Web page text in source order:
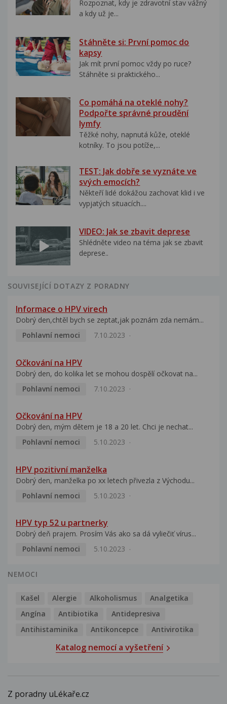
Rozpoznat, kdy je zdravotní stav vážný
a kdy už je...
Stáhněte si: První pomoc do
kapsy
Jak mít první pomoc vždy po ruce?
Stáhněte si praktického...
Co pomáhá na oteklé nohy?
Podpořte správné proudění
lymfy
Těžké nohy, napnutá kůže, oteklé
kotníky. To jsou potíže,...
TEST: Jak dobře se vyznáte ve
svých emocích?
Někteří lidé dokážou zachovat klid i ve
vypjatých situacích....
VIDEO: Jak se zbavit deprese
Shlédněte video na téma jak se zbavit
deprese..
SOUVISEJÍCÍ DOTAZY Z PORADNY
Informace o HPV virech
Dobrý den,chtěl bych se zeptat,jak poznám zda nemám...
Pohlavní nemoci
7.10.2023
Očkování na HPV
Dobrý den, do kolika let se mohou dospělí očkovat na...
Pohlavní nemoci
7.10.2023
Očkování na HPV
Dobrý den, mým dětem je 18 a 20 let. Chci je nechat...
Pohlavní nemoci
5.10.2023
HPV pozitivní manželka
Dobrý den, manželka po xx letech přivezla z Východu...
Pohlavní nemoci
5.10.2023
HPV typ 52 u partnerky
Dobrý deň prajem. Prosím Vás ako sa dá vyliečiť vírus...
Pohlavní nemoci
5.10.2023
NEMOCI
Kašel Alergie Alkoholismus
Analgetika
Angína
Antibiotika
Antidepresiva
Antihistaminika
Antikoncepce Antivirotika
Katalog nemocí a vyšetření
Z poradny uLékaře.cz